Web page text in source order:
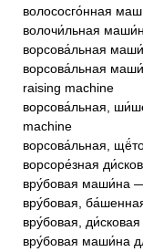
волососго́нная
волочи́льная
ворсова́льная
ворсова́льная
raising machine
ворсова́льная,
machine
ворсова́льная,
ворсоре́зная
вру́бовая маши́на
вру́бовая,
вру́бовая,
вру́бовая маши́на